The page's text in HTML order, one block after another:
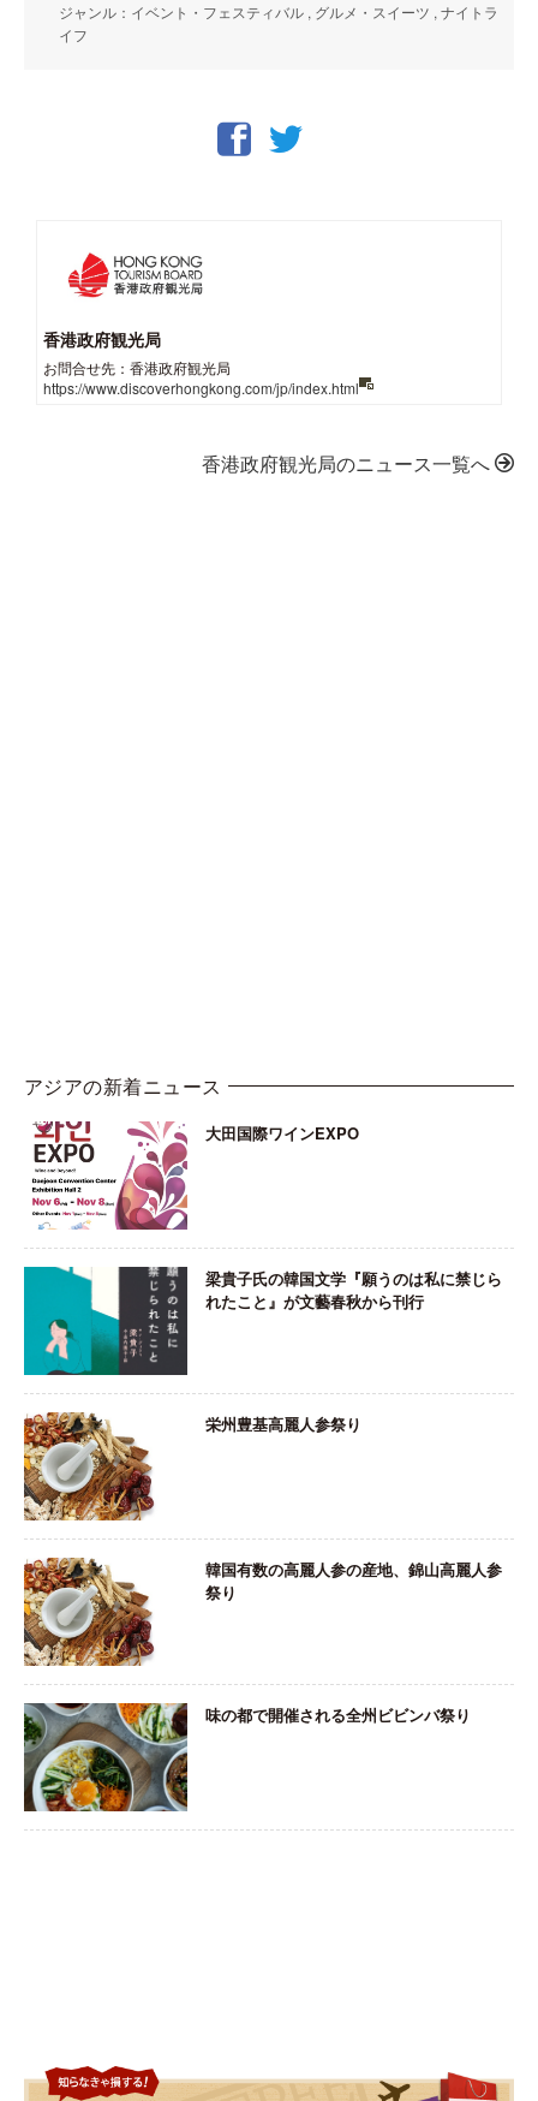
ジャンル：イベント・フェスティバル , グルメ・スイーツ , ナイトラ
イフ
香港政府観光局
お問合せ先：香港政府観光局
https://www.discoverhongkong.com/jp/index.html
香港政府観光局のニュース一覧へ
アジアの新着ニュース
大田国際ワインEXPO
梁貴子氏の韓国文学『願うのは私に禁じら
れたこと』が文藝春秋から刊行
栄州豊基高麗人参祭り
韓国有数の高麗人参の産地、錦山高麗人参
祭り
味の都で開催される全州ビビンバ祭り